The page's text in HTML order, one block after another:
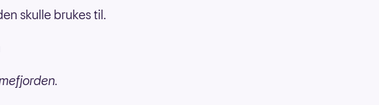
skulle brukes til.